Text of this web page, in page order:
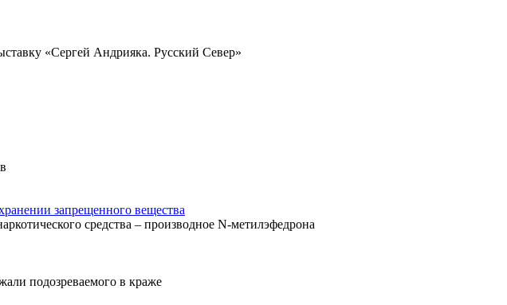
«Сергей Андрияка. Русский Север»
запрещенного вещества
средства – производное N-метилэфедрона
подозреваемого в краже